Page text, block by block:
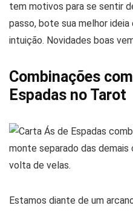
tem motivos para se sentir
passo, bote sua melhor
intuição. Novidades boas
Combinações
Espadas no Tarot
Estamos diante de um